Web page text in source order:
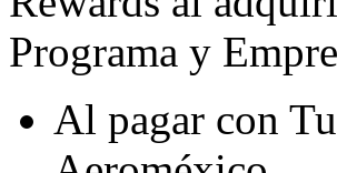
Programa y
Al pagar con